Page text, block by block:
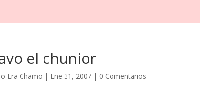
el chunior
Era Chamo | Ene 31, 2007 | 0 Comentarios